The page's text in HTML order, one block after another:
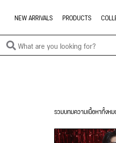
NEW ARRIVALS PRODUCTS
รวมบทมความเนื้อหาทั้งหม